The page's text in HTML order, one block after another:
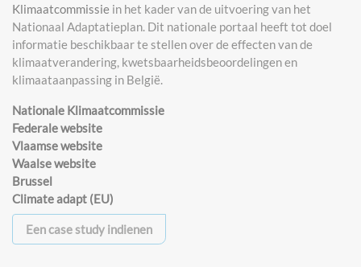
Klimaatcommissie in het kader van de uitvoering van het
Nationaal Adaptatieplan. Dit nationale portaal heeft tot doel
informatie beschikbaar te stellen over de effecten van de
klimaatverandering, kwetsbaarheidsbeoordelingen en
klimaataanpassing in België.
Nationale Klimaatcommissie
Federale website
Vlaamse website
Waalse website
Brussel
Climate adapt (EU)
Een case study indienen